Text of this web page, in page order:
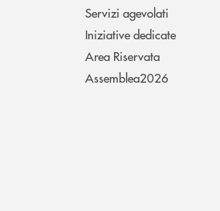
Servizi agevolati
Iniziative dedicate
Area Riservata
Assemblea2026